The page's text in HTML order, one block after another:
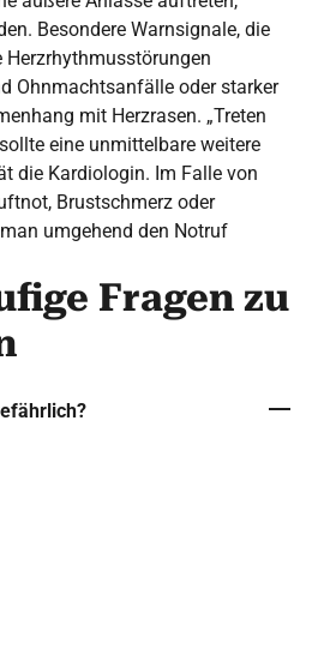
Besondere Warnsignale, die
Ohnmachtsanfälle oder starker
mit Herzrasen. „Treten
eine unmittelbare weitere
die Kardiologin. Im Falle von
Brustschmerz oder
umgehend den Notruf
Fragen zu